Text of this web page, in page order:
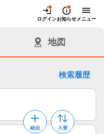
ログインお知らせメニュー
地図
検索履歴
経由 入替